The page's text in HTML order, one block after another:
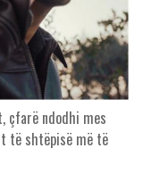
çfarë ndodhi mes
të shtëpisë më të